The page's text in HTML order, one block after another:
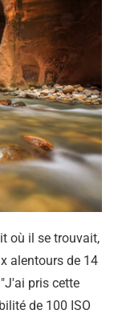
où il se trouvait,
alentours de 14
pris cette
de 100 ISO